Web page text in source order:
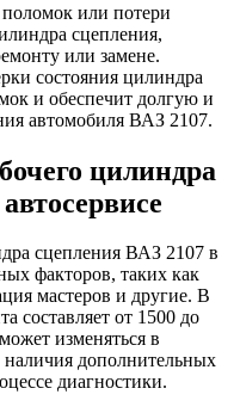
или потери
сцепления,
или замене.
состояния цилиндра
и обеспечит долгую и
автомобиля ВАЗ 2107.
цилиндра
сцепления ВАЗ 2107 в
факторов, таких как
мастеров и другие. В
составляет от 1500 до
изменяться в
наличия дополнительных
диагностики.